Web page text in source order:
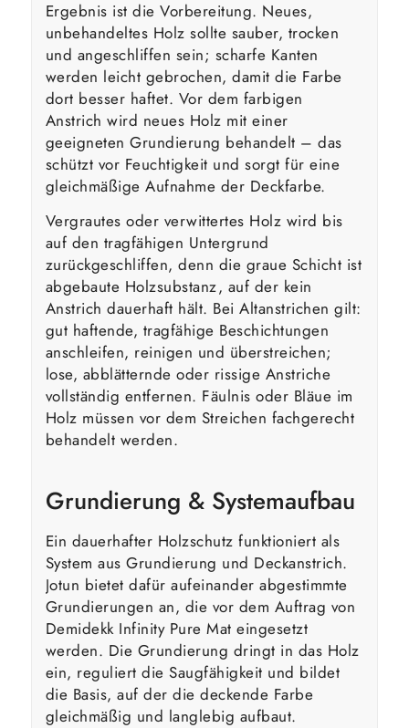
Ergebnis ist die Vorbereitung. Neues,
unbehandeltes Holz sollte sauber, trocken
und angeschliffen sein; scharfe Kanten
werden leicht gebrochen, damit die Farbe
dort besser haftet. Vor dem farbigen
Anstrich wird neues Holz mit einer
geeigneten Grundierung behandelt – das
schützt vor Feuchtigkeit und sorgt für eine
gleichmäßige Aufnahme der Deckfarbe.
Vergrautes oder verwittertes Holz wird bis
auf den tragfähigen Untergrund
zurückgeschliffen, denn die graue Schicht ist
abgebaute Holzsubstanz, auf der kein
Anstrich dauerhaft hält. Bei Altanstrichen gilt:
gut haftende, tragfähige Beschichtungen
anschleifen, reinigen und überstreichen;
lose, abblätternde oder rissige Anstriche
vollständig entfernen. Fäulnis oder Bläue im
Holz müssen vor dem Streichen fachgerecht
behandelt werden.
Grundierung & Systemaufbau
Ein dauerhafter Holzschutz funktioniert als
System aus Grundierung und Deckanstrich.
Jotun bietet dafür aufeinander abgestimmte
Grundierungen an, die vor dem Auftrag von
Demidekk Infinity Pure Mat eingesetzt
werden. Die Grundierung dringt in das Holz
ein, reguliert die Saugfähigkeit und bildet
die Basis, auf der die deckende Farbe
gleichmäßig und langlebig aufbaut.